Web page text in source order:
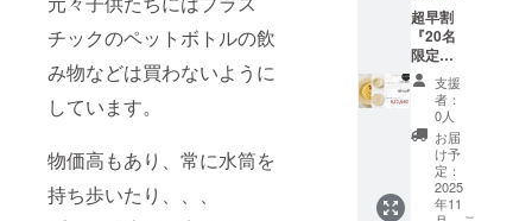
チックのペットボトルの飲
み物などは買わないように
しています。
物価高もあり、常に水筒を
持ち歩いたり、、、
塗装
（金が
混ざっ
てるデ
ザイン
は剥が
れ防止
のため
表面に
ウレタ
ンコー
超早割
『20名
限定』
女性１
番人気
Feather
プレー
スクー
プサイ
ズ：
支援
者：
0人
お届
け予
定：
2025
年11